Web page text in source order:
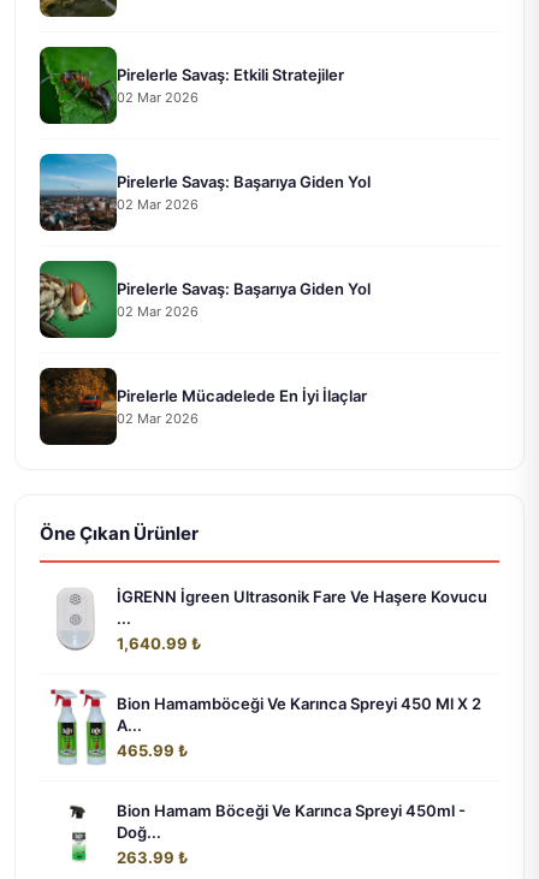
Pirelerle Savaş: Etkili Stratejiler
02 Mar 2026
Pirelerle Savaş: Başarıya Giden Yol
02 Mar 2026
Pirelerle Savaş: Başarıya Giden Yol
02 Mar 2026
Pirelerle Mücadelede En İyi İlaçlar
02 Mar 2026
Öne Çıkan Ürünler
İGRENN İgreen Ultrasonik Fare Ve Haşere Kovucu
...
1,640.99 ₺
Bion Hamamböceği Ve Karınca Spreyi 450 Ml X 2
A...
465.99 ₺
Bion Hamam Böceği Ve Karınca Spreyi 450ml -
Doğ...
263.99 ₺